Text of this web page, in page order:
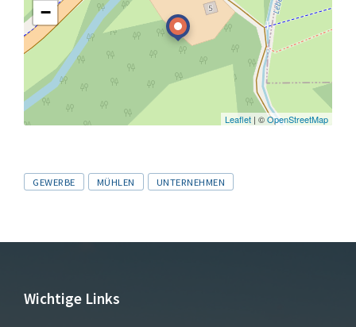
−
Leaflet | ©OpenStreetMap
Tags
GEWERBE MÜHLEN UNTERNEHMEN
Wichtige Links